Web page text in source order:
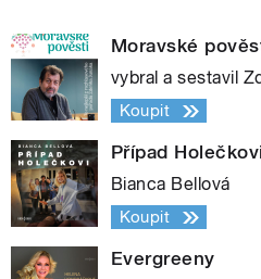
Moravské
vybral a sestavil
Koupit
Případ Holečkovi
Bianca Bellová
Koupit
Evergreeny